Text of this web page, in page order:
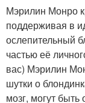
Мэрилин Монро
поддерживая в
ослепительный
частью её
вас) Мэрилин
шутки о
мозг, могут